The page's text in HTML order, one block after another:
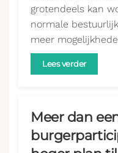
grotendeels kan
normale
meer
Lees verder
Meer dan